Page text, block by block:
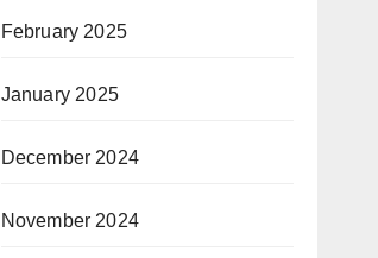
February 2025
January 2025
December 2024
November 2024